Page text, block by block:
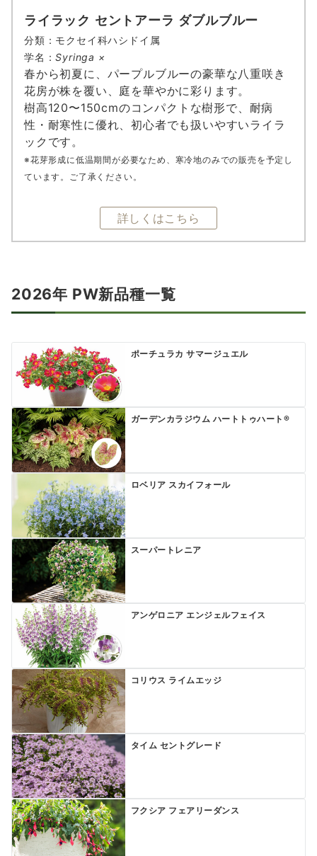
ライラック セントアーラ ダブルブルー
分類：モクセイ科ハシドイ属
学名：Syringa ×
春から初夏に、パープルブルーの豪華な八重咲き
花房が株を覆い、庭を華やかに彩ります。
樹高120〜150cmのコンパクトな樹形で、耐病
性・耐寒性に優れ、初心者でも扱いやすいライラ
ックです。
※花芽形成に低温期間が必要なため、寒冷地のみでの販売を予定し
ています。 ご了承ください。
詳しくはこちら
2026年 PW新品種一覧
ポーチュラカ サマージュエル
ガーデンカラジウム ハートトゥハート®
ロベリア スカイフォール
スーパートレニア
アンゲロニア エンジェルフェイス
コリウス ライムエッジ
タイム セントグレード
フクシア フェアリーダンス